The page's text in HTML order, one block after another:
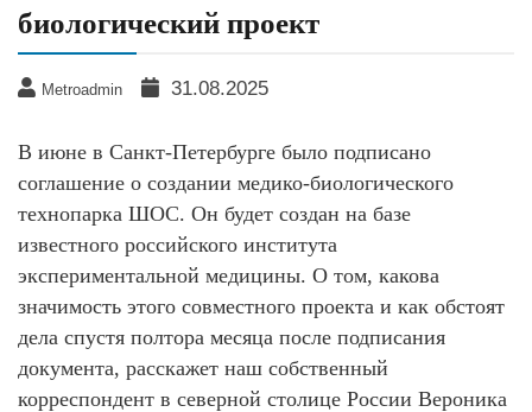
биологический проект
Metroadmin 31.08.2025
В июне в Санкт-Петербурге было подписано
соглашение о создании медико-биологического
технопарка ШОС. Он будет создан на базе
известного российского института
экспериментальной медицины. О том, какова
значимость этого совместного проекта и как обстоят
дела спустя полтора месяца после подписания
документа, расскажет наш собственный
корреспондент в северной столице России Вероника